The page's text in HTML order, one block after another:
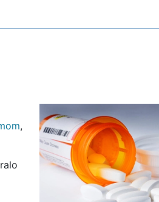
,